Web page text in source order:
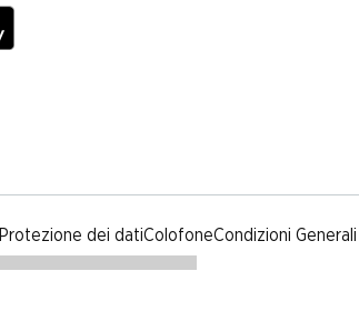
Protezione dei datiColofoneCondizioni Generali